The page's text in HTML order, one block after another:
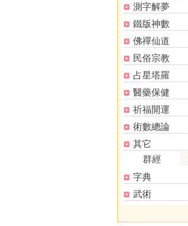
測字解夢
鐵版神數
佛禪仙道
民俗宗教
占星塔羅
醫藥保健
祈福開運
術數總論
其它
群經
字典
武術